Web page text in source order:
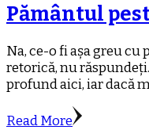
Pământul
Na, ce-o fi așa greu
retorică, nu
profund aici, iar dacă
Read More